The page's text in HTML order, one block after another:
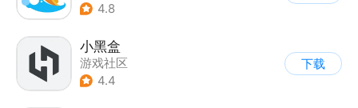
4.8
小黑盒
游戏社区
4.4
下载